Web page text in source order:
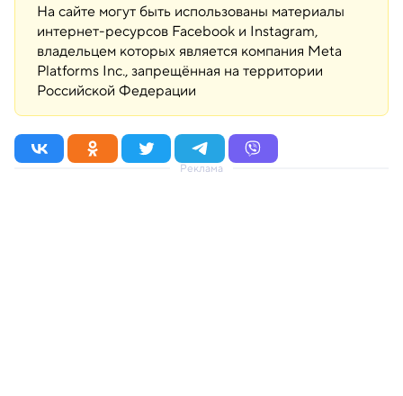
На сайте могут быть использованы материалы
интернет-ресурсов Facebook и Instagram,
владельцем которых является компания Meta
Platforms Inc., запрещённая на территории
Российской Федерации
Реклама